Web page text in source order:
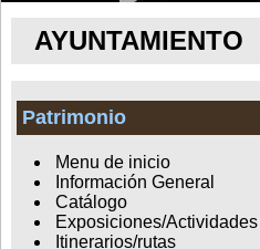
AYUNTAMIENTO
Patrimonio
Menu de inicio
Información General
Catálogo
Exposiciones/Actividades
Itinerarios/rutas